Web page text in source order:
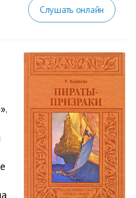
Слушать онлайн